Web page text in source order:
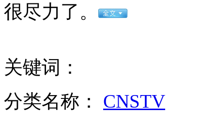
无痛分娩是否安全 医生回应
外交部：反对强权政治霸凌主义
很尽力了。
关键词：
分类名称： CNSTV